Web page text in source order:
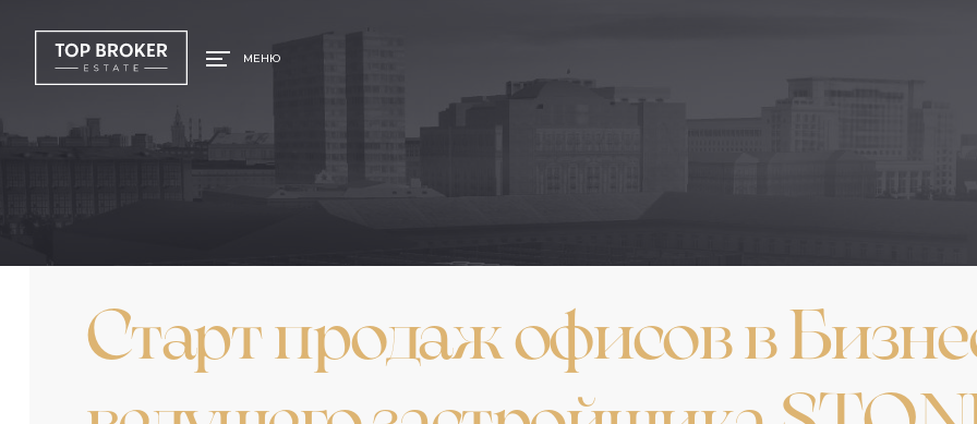
МЕНЮ
Старт продаж офисов в